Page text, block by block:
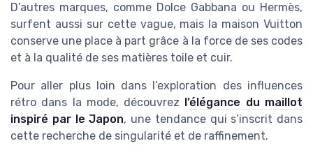
D’autres marques, comme Dolce Gabbana ou Hermès,
surfent aussi sur cette vague, mais la maison Vuitton
conserve une place à part grâce à la force de ses codes
et à la qualité de ses matières toile et cuir.
Pour aller plus loin dans l’exploration des influences
rétro dans la mode, découvrez
l’élégance du maillot
inspiré par le Japon, une tendance qui s’inscrit dans
cette recherche de singularité et de raffinement.